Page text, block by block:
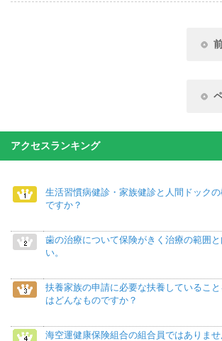
アクセスランキング
生活習慣病健診・家族健診と人間ドック
ですか？
歯の治療について保険がきく治療の範囲
い。
扶養家族の申請に必要な扶養しているこ
はどんなものですか？
海空運健康保険組合の組合員ではありま